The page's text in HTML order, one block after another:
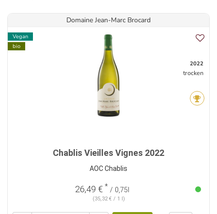
Domaine Jean-Marc Brocard
Vegan
bio
2022
trocken
Chablis Vieilles Vignes 2022
AOC Chablis
26,49 € * / 0,75l
(35,32 € / 1 l)